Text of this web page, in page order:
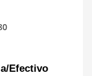
Efectivo